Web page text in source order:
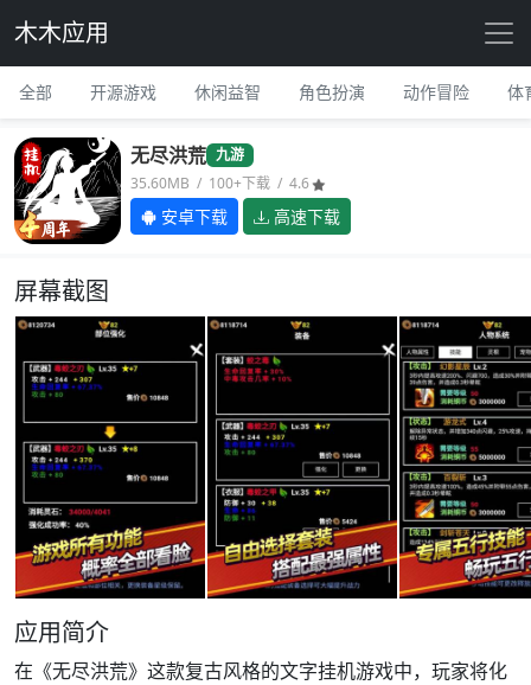
木木应用
全部 开源游戏 休闲益智 角色扮演 动作冒险 体
无尽洪荒 九游
35.60MB / 100+下载 / 4.6
安卓下载 高速下载
屏幕截图
应用简介
在《无尽洪荒》这款复古风格的文字挂机游戏中，玩家将化